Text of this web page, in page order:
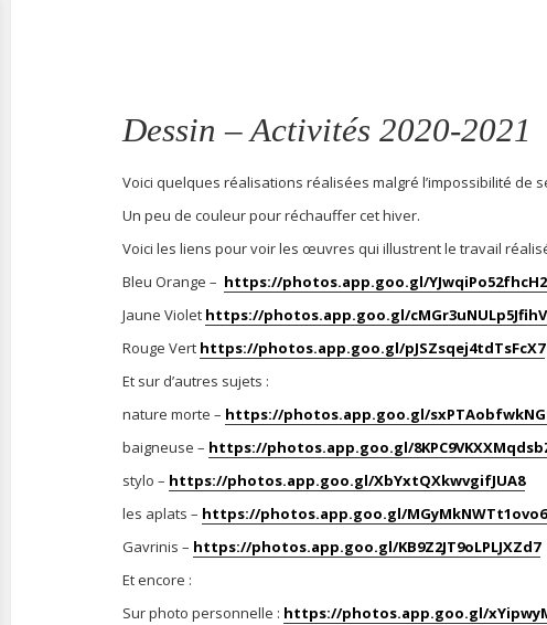
Dessin – Activités 2020-2021
Voici quelques réalisations réalisées malgré l’impossibilité de
Un peu de couleur pour réchauffer cet hiver.
Voici les liens pour voir les œuvres qui illustrent le travail
Bleu Orange – https://photos.app.goo.gl/
Jaune Violet https://photos.app.goo.gl/
Rouge Vert https://photos.app.goo.gl/pJSZsqej4tdTsFcX7
Et sur d’autres sujets :
nature morte – https://photos.app.goo.gl/
baigneuse – https://photos.app.goo.gl/
stylo – https://photos.app.goo.gl/XbYxtQXkwvgifJUA8
les aplats – https://photos.app.goo.gl/
Gavrinis – https://photos.app.goo.gl/KB9Z2JT9oLPLJXZd7
Et encore :
Sur photo personnelle : https://photos.app.goo.gl/